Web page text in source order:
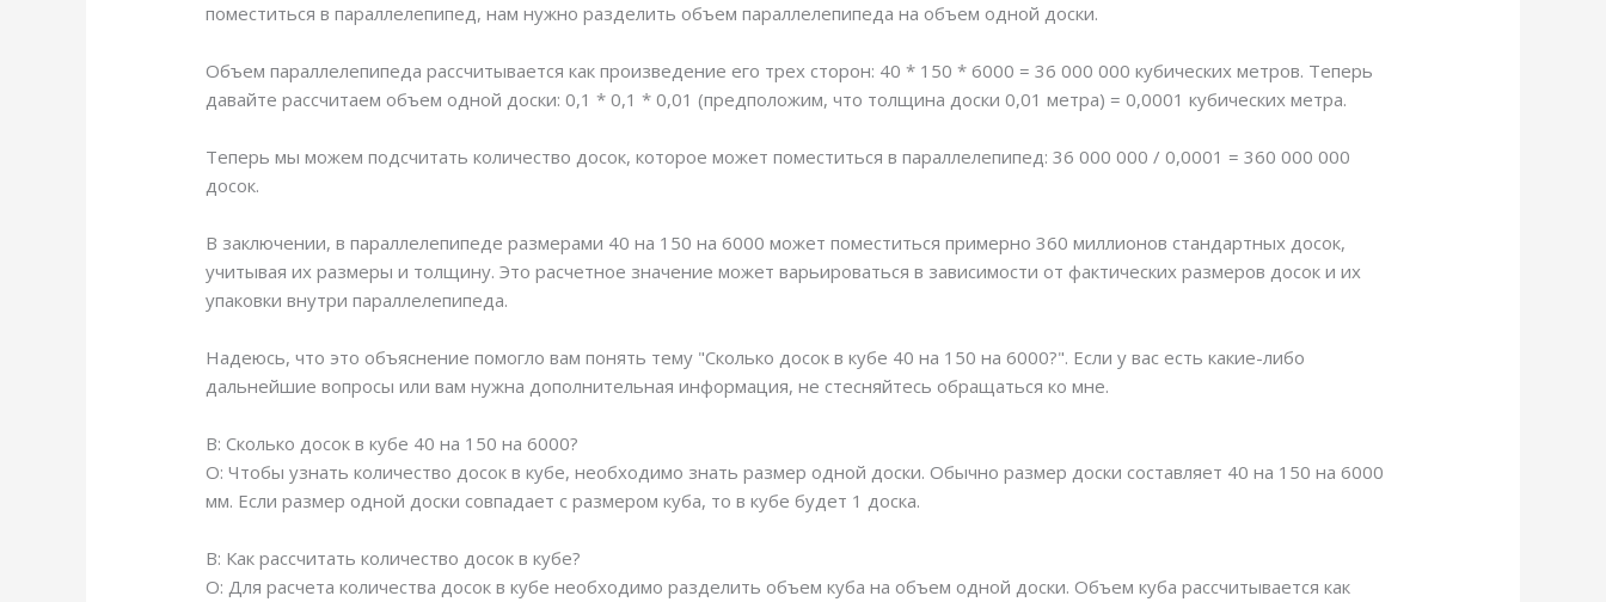
поместиться в параллелепипед, нам нужно разделить объем параллелепипеда на объем одной доски.
Объем параллелепипеда рассчитывается как произведение его трех сторон: 40 * 150 * 6000 = 36 000 000 кубических метров. Теперь
давайте рассчитаем объем одной доски: 0,1 * 0,1 * 0,01 (предположим, что толщина доски 0,01 метра) = 0,0001 кубических метра.
Теперь мы можем подсчитать количество досок, которое может поместиться в параллелепипед: 36 000 000 / 0,0001 = 360 000 000
досок.
В заключении, в параллелепипеде размерами 40 на 150 на 6000 может поместиться примерно 360 миллионов стандартных досок,
учитывая их размеры и толщину. Это расчетное значение может варьироваться в зависимости от фактических размеров досок и их
упаковки внутри параллелепипеда.
Надеюсь, что это объяснение помогло вам понять тему "Сколько досок в кубе 40 на 150 на 6000?". Если у вас есть какие-либо
дальнейшие вопросы или вам нужна дополнительная информация, не стесняйтесь обращаться ко мне.
В: Сколько досок в кубе 40 на 150 на 6000?
О: Чтобы узнать количество досок в кубе, необходимо знать размер одной доски. Обычно размер доски составляет 40 на 150 на 6000
мм. Если размер одной доски совпадает с размером куба, то в кубе будет 1 доска.
В: Как рассчитать количество досок в кубе?
О: Для расчета количества досок в кубе необходимо разделить объем куба на объем одной доски. Объем куба рассчитывается как